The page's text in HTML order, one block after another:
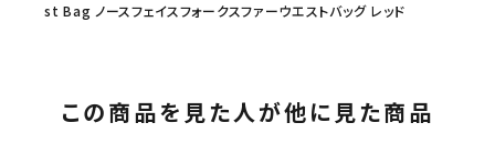
st Bag ノースフェイスフォークスファーウエストバッグ レッド
この商品を見た人が他に見た商品